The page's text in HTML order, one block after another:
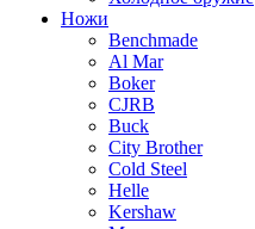
Ножи
Benchmade
Al Mar
Boker
CJRB
Buck
City Brother
Cold Steel
Helle
Kershaw